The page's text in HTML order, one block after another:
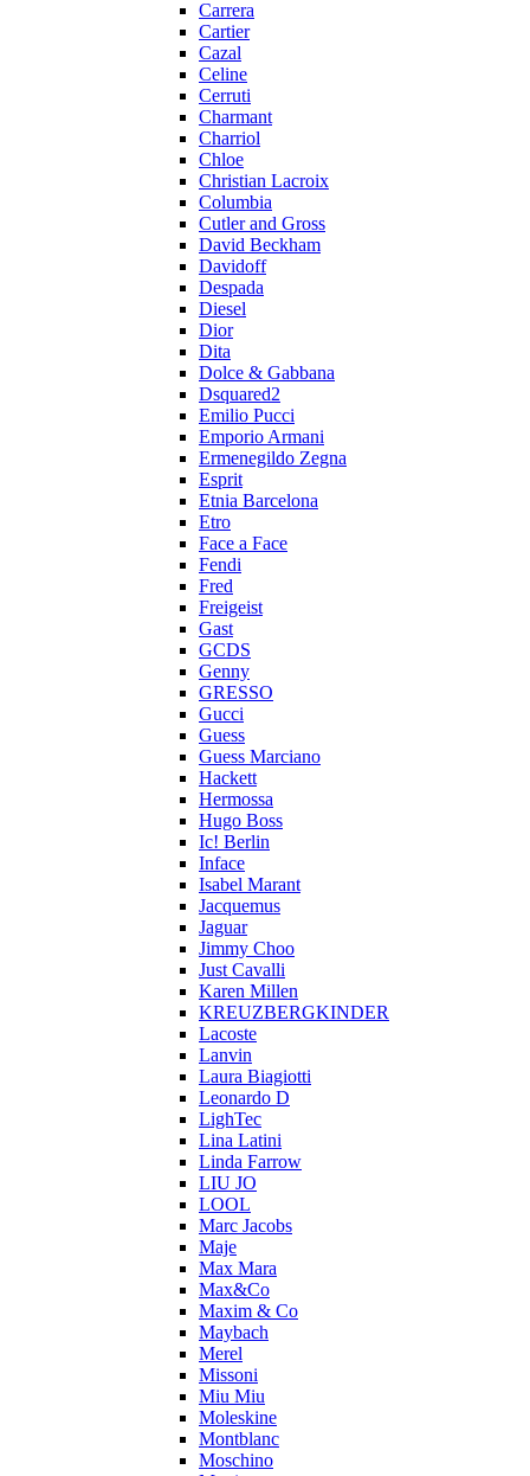
Carrera
Cartier
Cazal
Celine
Cerruti
Charmant
Charriol
Chloe
Christian Lacroix
Columbia
Cutler and Gross
David Beckham
Davidoff
Despada
Diesel
Dior
Dita
Dolce & Gabbana
Dsquared2
Emilio Pucci
Emporio Armani
Ermenegildo Zegna
Esprit
Etnia Barcelona
Etro
Face a Face
Fendi
Fred
Freigeist
Gast
GCDS
Genny
GRESSO
Gucci
Guess
Guess Marciano
Hackett
Hermossa
Hugo Boss
Ic! Berlin
Inface
Isabel Marant
Jacquemus
Jaguar
Jimmy Choo
Just Cavalli
Karen Millen
KREUZBERGKINDER
Lacoste
Lanvin
Laura Biagiotti
Leonardo D
LighTec
Lina Latini
Linda Farrow
LIU JO
LOOL
Marc Jacobs
Maje
Max Mara
Max&Co
Maxim & Co
Maybach
Merel
Missoni
Miu Miu
Moleskine
Montblanc
Moschino